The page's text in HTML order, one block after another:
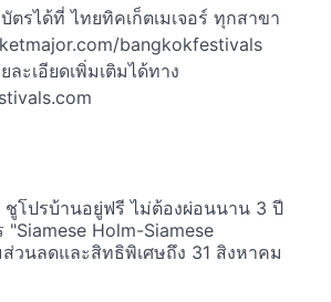
ตรได้ที่ ไทยทิคเก็ตเมเจอร์ ทุกสาขา
bangkokfestivals
ะเอียดเพิ่มเติมได้ทาง
ชูโปรบ้านอยู่ฟรี ไม่ต้องผ่อนนาน 3 ปี
"Siamese Holm-Siamese
วนลดและสิทธิพิเศษถึง 31 สิงหาคม